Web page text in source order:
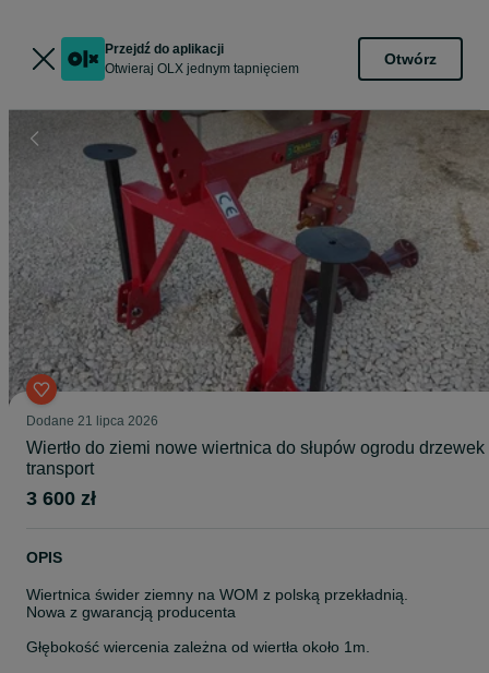
Przejdź do aplikacji
Otwieraj OLX jednym tapnięciem
Otwórz
Dodane 21 lipca 2026
Wiertło do ziemi nowe wiertnica do słupów ogrodu drzewek
transport
3 600 zł
OPIS
Wiertnica świder ziemny na WOM z polską przekładnią.
Nowa z gwarancją producenta
Głębokość wiercenia zależna od wiertła około 1m.